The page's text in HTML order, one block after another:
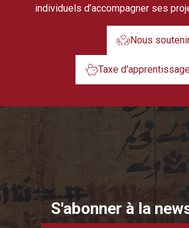
individuels d’accompagner ses
Nous
Taxe
S'abonner à la